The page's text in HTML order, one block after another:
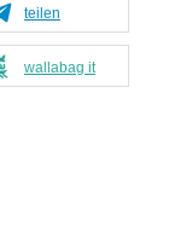
teilen
wallabag it